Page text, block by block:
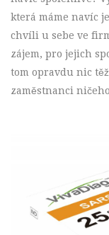
která máme navíc
chvíli u sebe ve
zájem, pro jejich
tom opravdu nic
zaměstnanci